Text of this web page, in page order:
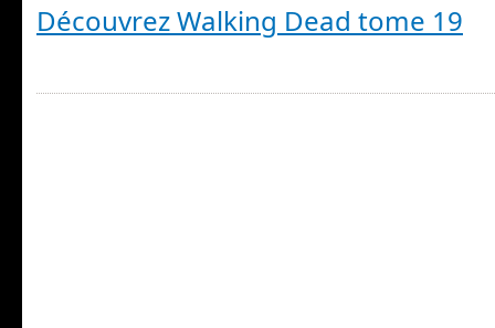
Découvrez Walking Dead tome 19